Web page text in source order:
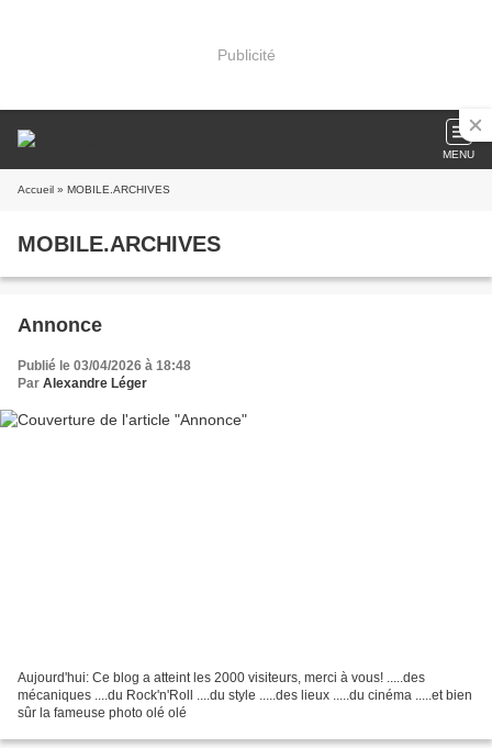
Publicité
MENU
Accueil » MOBILE.ARCHIVES
MOBILE.ARCHIVES
Annonce
Publié le 03/04/2026 à 18:48
Par Alexandre Léger
Aujourd'hui: Ce blog a atteint les 2000 visiteurs, merci à vous! .....des
mécaniques ....du Rock'n'Roll ....du style .....des lieux .....du cinéma .....et bien
sûr la fameuse photo olé olé